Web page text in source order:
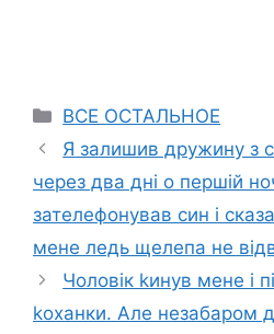
Categories
ВСЕ ОСТАЛЬНОЕ
Я залишив дружину з
через два дні о першій
зателефонував син і
мене ледь щелепа не
Чоловік kинув мене і
kоханки. Але незабаром